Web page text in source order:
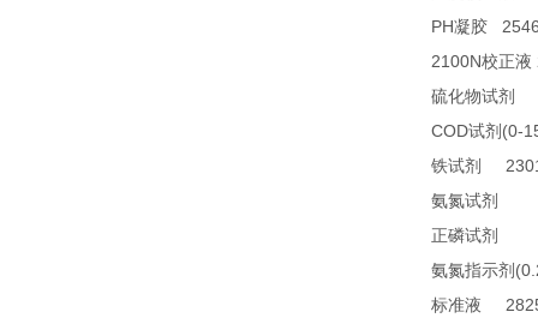
PH凝胶
2100N校正液
硫化物试剂
COD试剂 (0-
铁试剂
氨氮试剂
正磷试剂
氨氮指示剂
标准液